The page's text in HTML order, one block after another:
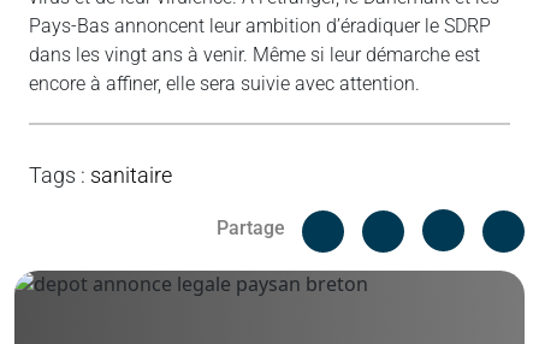
Pays-Bas annoncent leur ambition d’éradiquer le SDRP
dans les vingt ans à venir. Même si leur démarche est
encore à affiner, elle sera suivie avec attention.
Tags : sanitaire
Partage
Facebook
Linked